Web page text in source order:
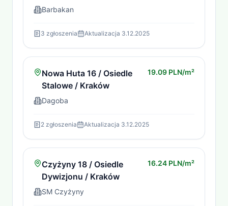
Barbakan
3 zgłoszenia Aktualizacja 3.12.2025
Nowa Huta 16 / Osiedle
Stalowe / Kraków
Dagoba
19.09 PLN/m²
2 zgłoszenia Aktualizacja 3.12.2025
Czyżyny 18 / Osiedle
Dywizjonu / Kraków
SM Czyżyny
16.24 PLN/m²